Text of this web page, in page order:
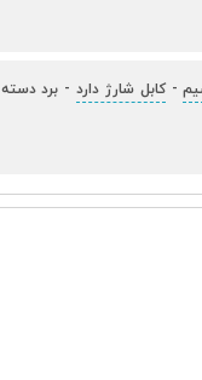
-کابل شارژ دارد- برد دسته